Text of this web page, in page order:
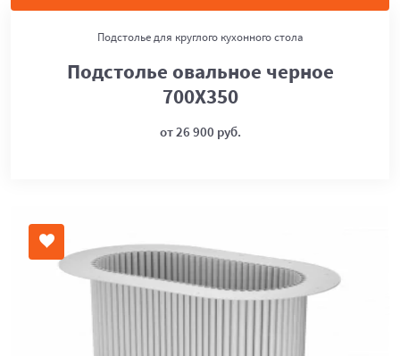
Подстолье для круглого кухонного стола
Подстолье овальное черное
700Х350
от 26 900 руб.